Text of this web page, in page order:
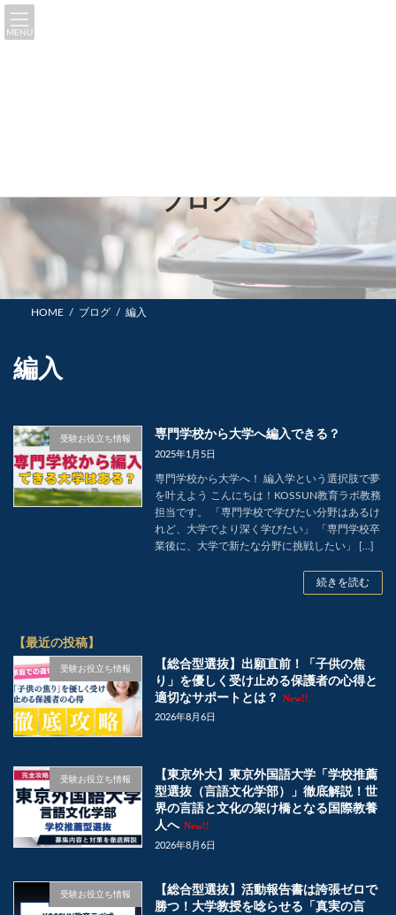
コ
ン
ナ
ビ
ブログ
HOME ブログ 編入
編入
受験お役立ち情報 専門学校から大学へ編入できる？
2025年1月5日
専門学校から大学へ！ 編入学という選択肢で夢
を叶えよう こんにちは！KOSSUN教育ラボ教務
担当です。 「専門学校で学びたい分野はあるけ
れど、大学でより深く学びたい」 「専門学校卒
業後に、大学で新たな分野に挑戦したい」 […]
続きを読む
【最近の投稿】
受験お役立ち情報
【総合型選抜】出願直前！「子供の焦
り」を優しく受け止める保護者の心得と
適切なサポートとは？
New!!
2026年8月6日
受験お役立ち情報
【東京外大】東京外国語大学「学校推薦
型選抜（言語文化学部）」徹底解説！世
界の言語と文化の架け橋となる国際教養
人へ New!!
2026年8月6日
受験お役立ち情報
【総合型選抜】活動報告書は誇張ゼロで
勝つ！大学教授を唸らせる「真実の言
MENU